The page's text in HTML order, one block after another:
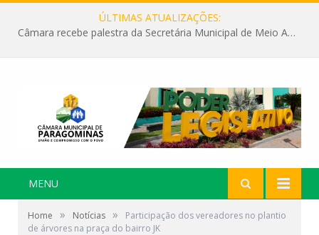
ÚLTIMAS ATUALIZAÇÕES:
Câmara recebe palestra da Secretária Municipal de Meio Ambiente sobre as ações da “SEMANA DO MEIO AMBIENTE”
MENU
Home » Notícias »
Participação dos vereadores no plantio
de árvores na praça do bairro JK